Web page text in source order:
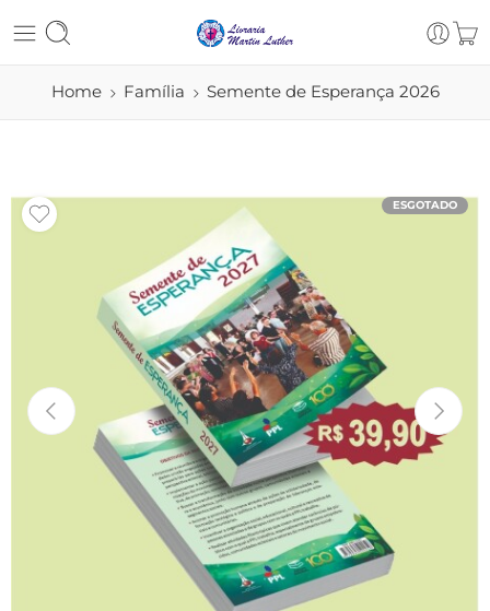
Home Família Semente de Esperança 2026
ESGOTADO